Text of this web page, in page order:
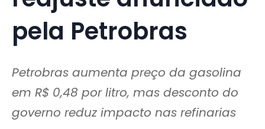
pela Petrobras
Petrobras aumenta preço da gasolina
em R$ 0,48 por litro, mas desconto do
governo reduz impacto nas refinarias